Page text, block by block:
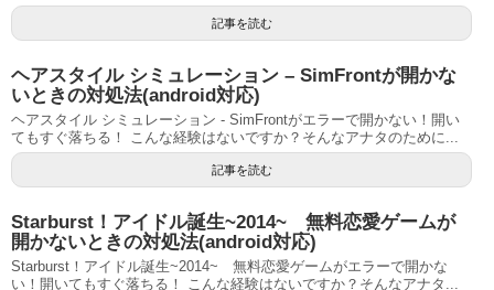
記事を読む
ヘアスタイル シミュレーション – SimFrontが開かな
いときの対処法(android対応)
ヘアスタイル シミュレーション - SimFrontがエラーで開かない！開い
てもすぐ落ちる！ こんな経験はないですか？そんなアナタのために...
記事を読む
Starburst！アイドル誕生~2014~ 無料恋愛ゲームが
開かないときの対処法(android対応)
Starburst！アイドル誕生~2014~ 無料恋愛ゲームがエラーで開かな
い！開いてもすぐ落ちる！ こんな経験はないですか？そんなアナタ...